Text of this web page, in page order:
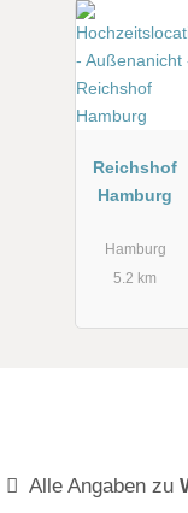
Reichshof
Hamburg
Hamburg
5.2 km
Alle Angaben zu